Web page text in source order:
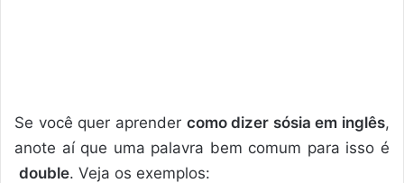
Se você quer aprender como dizer sósia em inglês,
anote aí que uma palavra bem comum para isso é
double. Veja os exemplos: